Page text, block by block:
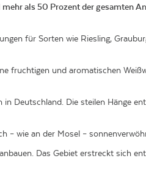
mehr als 50 Prozent der gesamten
für Sorten wie Riesling,
fruchtigen und aromatischen
Deutschland. Die steilen Hänge
wie an der Mosel –
Das Gebiet erstreckt sich